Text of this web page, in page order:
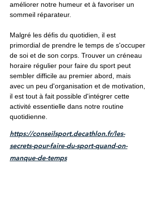
améliorer notre humeur et à favoriser un
sommeil réparateur.
Malgré les défis du quotidien, il est
primordial de prendre le temps de s'occuper
de soi et de son corps. Trouver un créneau
horaire régulier pour faire du sport peut
sembler difficile au premier abord, mais
avec un peu d'organisation et de motivation,
il est tout à fait possible d'intégrer cette
activité essentielle dans notre routine
quotidienne.
https://conseilsport.decathlon.fr/les-
secrets-pour-faire-du-sport-quand-on-
manque-de-temps